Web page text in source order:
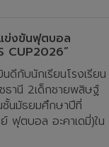
ข่งขันฟุตบอล
CUP2026”
ดีกับนักเรียนโรงเรียน
ธานี 2เด็กชายพสิษฐ์
ชั้นมัธยมศึกษาปีที่
ย์ ฟุตบอล อะคาเดมี่)ใน